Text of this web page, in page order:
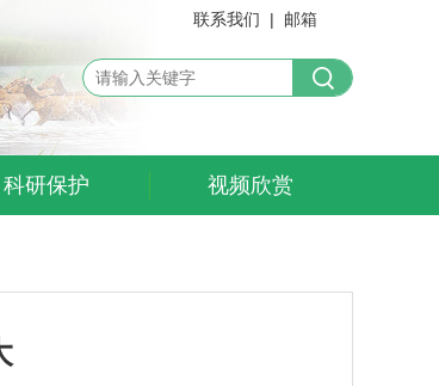
联系我们 | 邮箱
科研保护 视频欣赏